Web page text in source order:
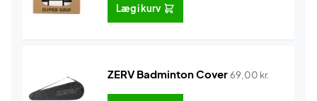
Læg i kurv
ZERV Badminton Cover69,00 kr.